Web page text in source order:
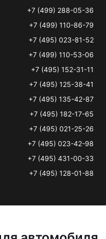
+7 (499) 288-05-36
+7 (499) 110-86-79
+7 (495) 023-81-52
+7 (499) 110-53-06
+7 (495) 152-31-11
+7 (495) 125-38-41
+7 (495) 135-42-87
+7 (495) 182-17-65
+7 (495) 021-25-26
+7 (495) 023-42-98
+7 (495) 431-00-33
+7 (495) 128-01-88